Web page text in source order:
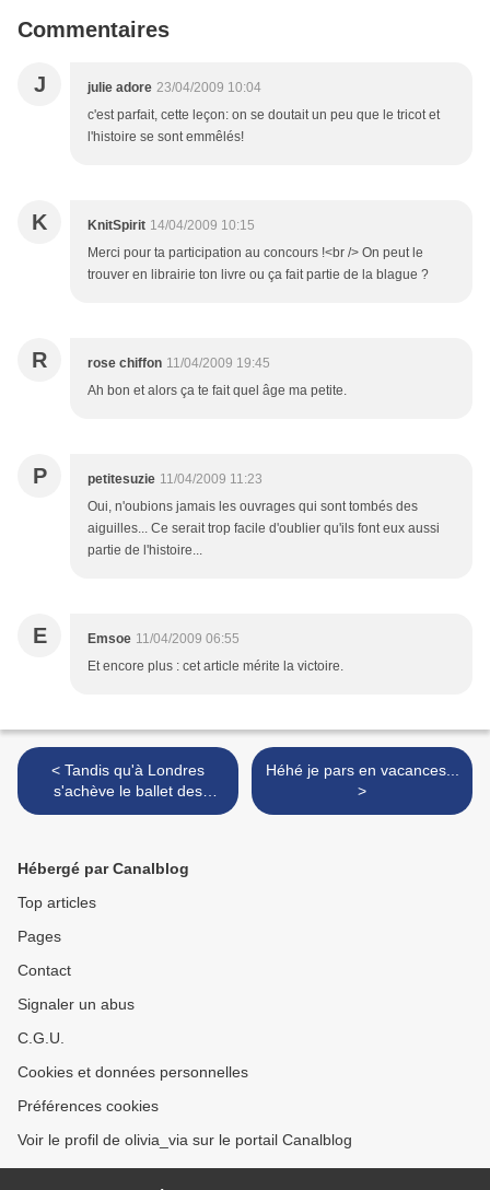
Commentaires
J julie adore 23/04/2009 10:04
c'est parfait, cette leçon: on se doutait un peu que le tricot et
l'histoire se sont emmêlés!
K KnitSpirit 14/04/2009 10:15
Merci pour ta participation au concours !<br /> On peut le
trouver en librairie ton livre ou ça fait partie de la blague ?
R rose chiffon 11/04/2009 19:45
Ah bon et alors ça te fait quel âge ma petite.
P petitesuzie 11/04/2009 11:23
Oui, n'oubions jamais les ouvrages qui sont tombés des
aiguilles... Ce serait trop facile d'oublier qu'ils font eux aussi
partie de l'histoire...
E Emsoe 11/04/2009 06:55
Et encore plus : cet article mérite la victoire.
< Tandis qu'à Londres
s'achève le ballet des
limousines blindées...
Héhé je pars en vacances...
>
Hébergé par Canalblog
Top articles
Pages
Contact
Signaler un abus
C.G.U.
Cookies et données personnelles
Préférences cookies
Voir le profil de olivia_via sur le portail Canalblog